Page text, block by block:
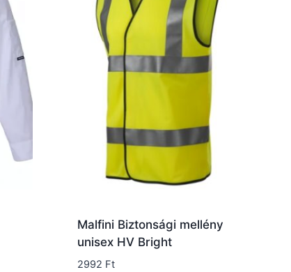
Malfini Biztonsági mellény
unisex HV Bright
2992 Ft